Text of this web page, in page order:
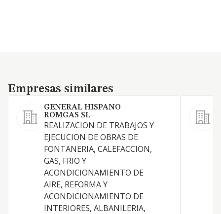
Empresas similares
Empresas similares
GENERAL HISPANO
ROMGAS SL
REALIZACION DE TRABAJOS Y
EJECUCION DE OBRAS DE
FONTANERIA, CALEFACCION,
GAS, FRIO Y
ACONDICIONAMIENTO DE
AIRE, REFORMA Y
ACONDICIONAMIENTO DE
INTERIORES, ALBANILERIA,